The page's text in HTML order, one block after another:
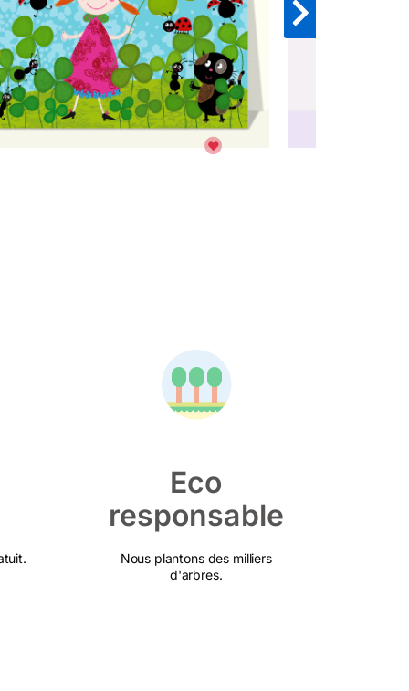
Eco
responsable
Nous plantons des milliers
d'arbres.